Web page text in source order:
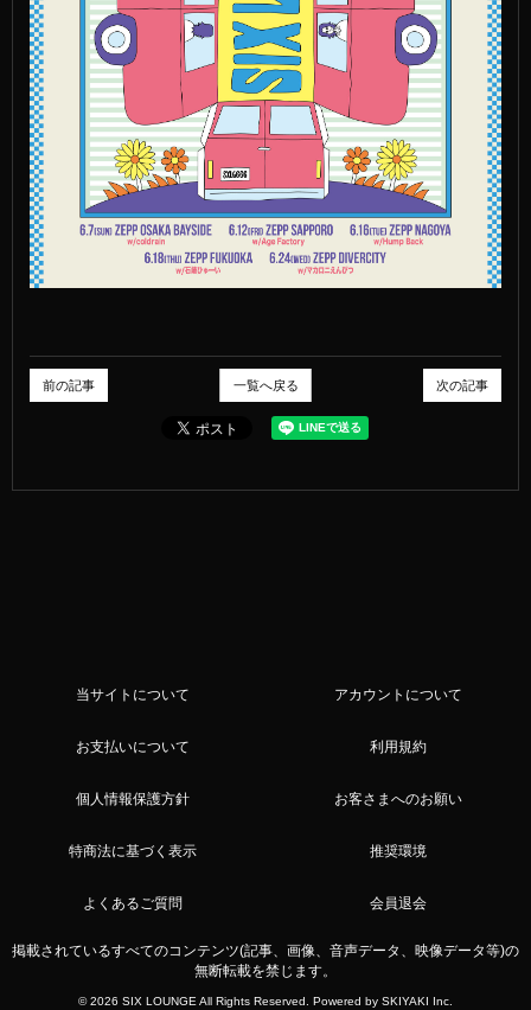
次の記事
一覧へ戻る
前の記事
当サイトについて アカウントについて
お支払いについて 利用規約
個人情報保護方針 お客さまへのお願い
特商法に基づく表示 推奨環境
よくあるご質問 会員退会
掲載されているすべてのコンテンツ(記事、画像、音声データ、映像データ等)の
無断転載を禁じます。
© 2026 SIX LOUNGE All Rights Reserved. Powered by SKIYAKI Inc.